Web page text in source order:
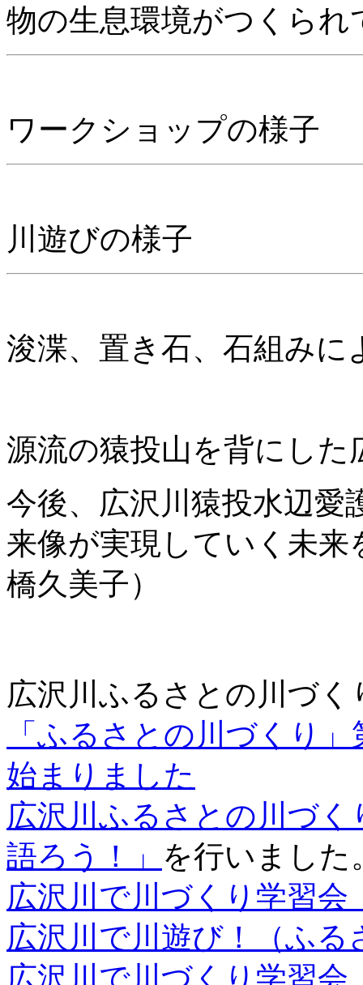
物の生息環境がつくられ
ワークショップの様子
川遊びの様子
浚渫、置き石、石組みに
源流の猿投山を背にした
今後、広沢川猿投水辺愛
来像が実現していく未
橋久美子）
広沢川ふるさとの川づ
「ふるさとの川づくり
始まりました
広沢川ふるさとの川づ
語ろう！」 を行いました
広沢川で川づくり学習
広沢川で川遊び！（ふ
広沢川で川づくり学習